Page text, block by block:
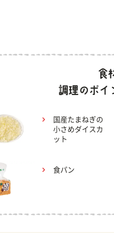
国産たまねぎの
小さめダイスカ
ット
食パン